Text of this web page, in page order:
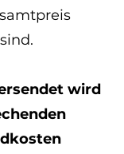
wird